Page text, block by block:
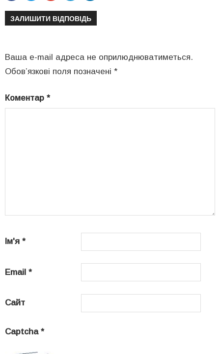
ЗАЛИШИТИ ВІДПОВІДЬ
Ваша e-mail адреса не оприлюднюватиметься.
Обов’язкові поля позначені *
Коментар *
Ім'я *
Email *
Сайт
Captcha *